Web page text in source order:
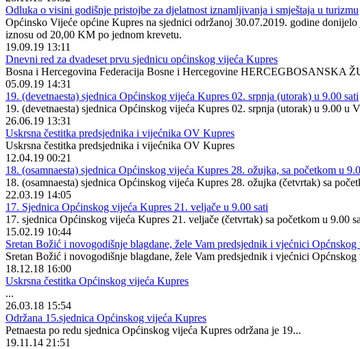
Odluka o visini godišnje pristojbe za djelatnost iznamljivanja i smještaja u turizmu
Općinsko Vijeće općine Kupres na sjednici održanoj 30.07.2019. godine
iznosu od 20,00 KM po jednom krevetu.
19.09.19 13:11
Dnevni red za dvadeset prvu sjednicu općinskog vijeća Kupres
Bosna i Hercegovina Federacija Bosne i Hercegovine HERCEGBOSANSKA
05.09.19 14:31
19. (devetnaesta) sjednica Općinskog vijeća Kupres 02. srpnja (utorak) u 9.00 sati
19. (devetnaesta) sjednica Općinskog vijeća Kupres 02. srpnja (utorak) u 9.00 u
26.06.19 13:31
Uskrsna čestitka predsjednika i vijećnika OV Kupres
Uskrsna čestitka predsjednika i vijećnika OV Kupres
12.04.19 00:21
18. (osamnaesta) sjednica Općinskog vijeća Kupres 28. ožujka, sa početkom u
18. (osamnaesta) sjednica Općinskog vijeća Kupres 28. ožujka (četvrtak) sa
22.03.19 14:05
17. Sjednica Općinskog vijeća Kupres 21. veljače u 9.00 sati
17. sjednica Općinskog vijeća Kupres 21. veljače (četvrtak) sa početkom u 9.00
15.02.19 10:44
Sretan Božić i novogodišnje blagdane, žele Vam predsjednik i vjećnici
Sretan Božić i novogodišnje blagdane, žele Vam predsjednik i vjećnici
18.12.18 16:00
Uskrsna čestitka Općinskog vijeća Kupres
...
26.03.18 15:54
Održana 15.sjednica Općinskog vijeća Kupres
Petnaesta po redu sjednica Općinskog vijeća Kupres održana je 19...
19.11.14 21:51